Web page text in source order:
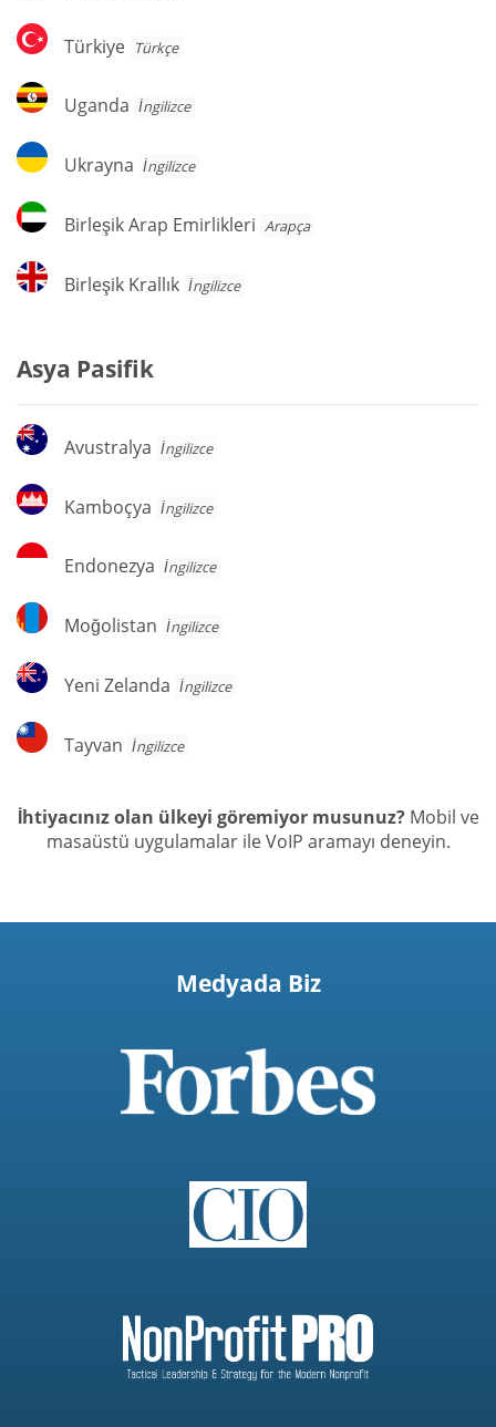
Türkiye
Türkiye Türkçe
Uganda
Uganda İngilizce
Ukrayna
Ukrayna İngilizce
Birleşik
Arap
Birleşik Arap Emirlikleri Arapça
Birleşik
Krallık
Birleşik Krallık İngilizce
Asya Pasifik
Avustralya
Avustralya İngilizce
Kamboçya
Kamboçya İngilizce
Endonezya
Endonezya İngilizce
Moğolistan
Moğolistan İngilizce
Yeni
Zelanda
Yeni Zelanda İngilizce
Tayvan
Tayvan İngilizce
İhtiyacınız olan ülkeyi göremiyor musunuz?Mobil ve
masaüstü uygulamalar ile VoIP aramayı deneyin.
Medyada Biz